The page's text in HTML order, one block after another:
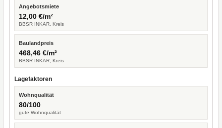
Angebotsmiete
12,00 €/m²
BBSR INKAR, Kreis
Baulandpreis
468,46 €/m²
BBSR INKAR, Kreis
Lagefaktoren
Wohnqualität
80/100
gute Wohnqualität